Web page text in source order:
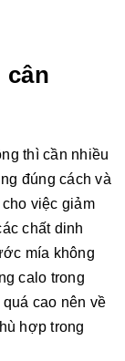
cân
thì cần nhiều
đúng cách và
việc giảm
chất dinh
mía không
calo trong
cao nên về
hợp trong